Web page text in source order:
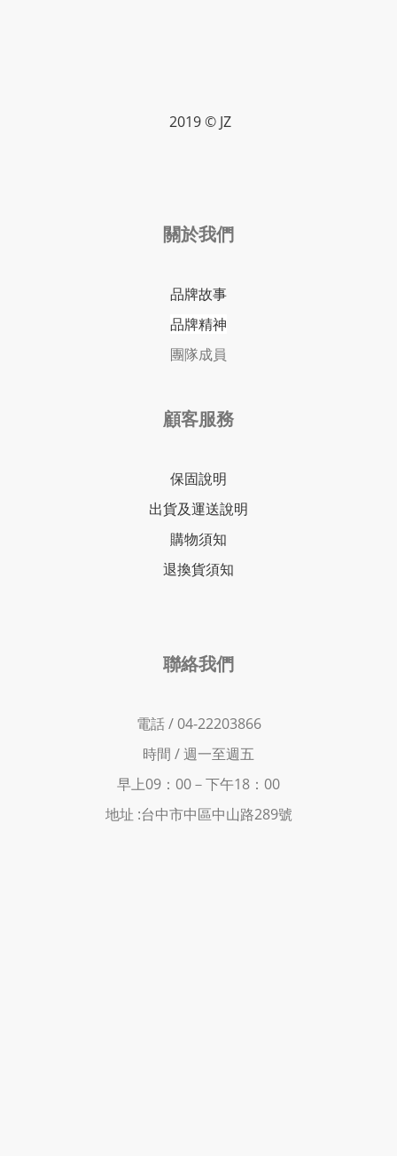
2019 © JZ
關於我們
品牌故事
品牌精神
團隊成員
顧客服務
保固說明
出貨及運送說明
購物須知
退換貨須知
聯絡我們
電話 / 04-22203866
時間 /週一至週五
早上09：00－下午18：00
地址 :台中市中區中山路289號